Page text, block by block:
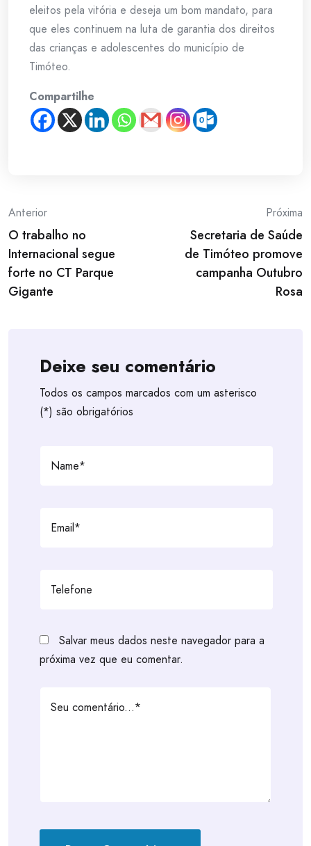
eleitos pela vitória e deseja um bom mandato, para
que eles continuem na luta de garantia dos direitos
das crianças e adolescentes do município de
Timóteo.
Compartilhe
Post
navigation
Anterior
O trabalho no
Internacional segue
forte no CT Parque
Gigante
Próxima
Secretaria de Saúde
de Timóteo promove
campanha Outubro
Rosa
Deixe seu comentário
Todos os campos marcados com um asterisco
(*) são obrigatórios
Salvar meus dados neste navegador para a
próxima vez que eu comentar.